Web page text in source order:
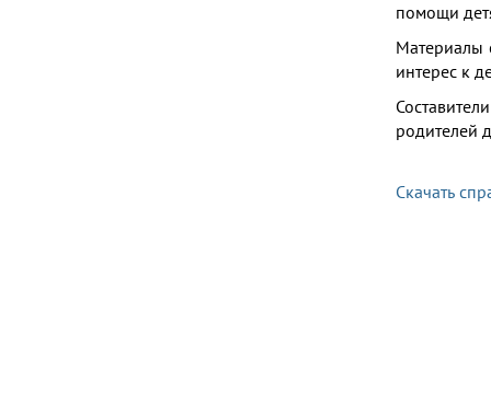
помощи
Материалы
интерес к
родителей
Скачать